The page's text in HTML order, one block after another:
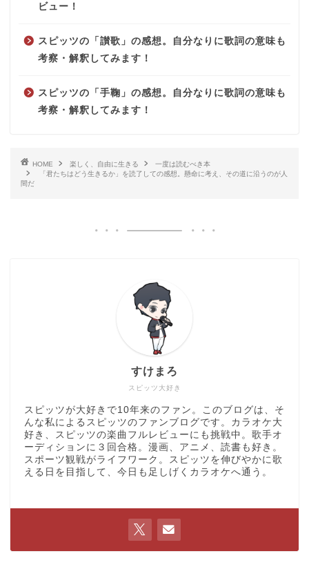
ビュー！
スピッツの「讃歌」の感想。自分なりに歌詞の意味も
考察・解釈してみます！
スピッツの「手鞠」の感想。自分なりに歌詞の意味も
考察・解釈してみます！
HOME 楽しく、自由に生きる
一度は読むべき本
「君たちはどう生きるか」を読了しての感想。懸命に考え、その道に沿うのが人
間だ
スピッツ大好き
すけまろ
スピッツが大好きで10年来のファン。このブログは、そ
んな私によるスピッツのファンブログです。カラオケ大
好き、スピッツの楽曲フルレビューにも挑戦中。歌手オ
ーディションに３回合格。漫画、アニメ、読書も好き。
スポーツ観戦がライフワーク。スピッツを伸びやかに歌
える日を目指して、今日も足しげくカラオケへ通う。